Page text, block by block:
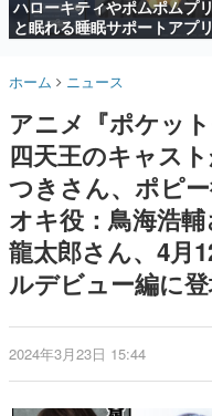
これからのデ
の姿を追い、
ゲームに多大
日本のコンテ
画です。
日本モバ
日本のモバイ
ルを網羅する
解説を掲載。
若ゲのい
『うつヌケ』
一先生による
なんでゲ
ゲーム開発者
具体的な形か
ハローキティやポムポムプ
と眠れる睡眠サポートアプリ
『ゆめたび』が配信中。キ
ムも搭載
ホーム ニュース
アニメ『ポケッ
四天王のキャス
つきさん、ポピ
オキ役：鳥海浩
龍太郎さん、4月
ルデビュー編に
2024年3月23日 15:44